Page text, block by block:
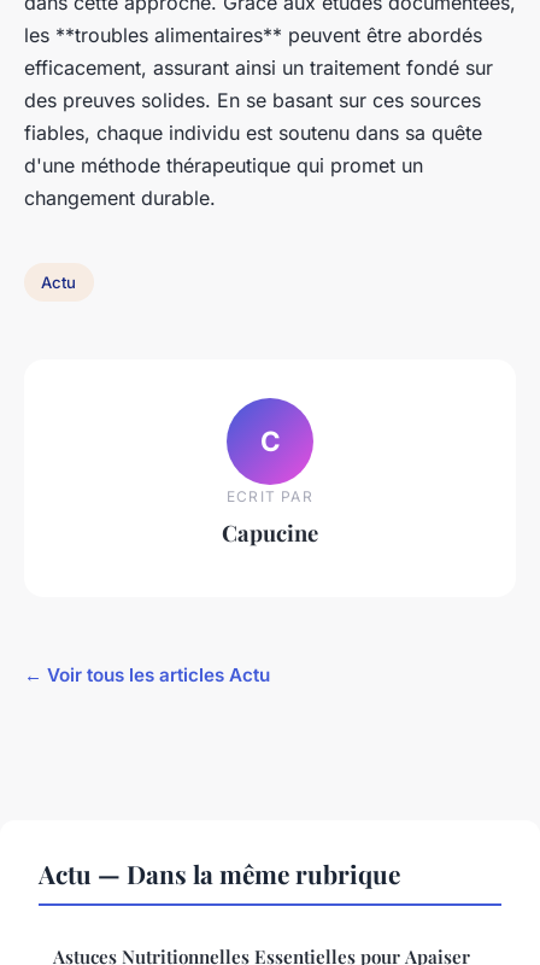
les **troubles alimentaires** peuvent être abordés
efficacement, assurant ainsi un traitement fondé sur
des preuves solides. En se basant sur ces sources
fiables, chaque individu est soutenu dans sa quête
d'une méthode thérapeutique qui promet un
changement durable.
Actu
C
ECRIT PAR
Capucine
← Voir tous les articles Actu
Actu — Dans la même rubrique
Astuces Nutritionnelles Essentielles pour Apaiser